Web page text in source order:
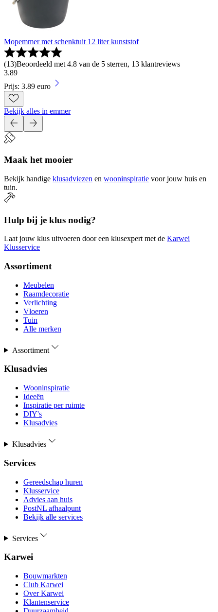
Mopemmer met schenktuit 12 liter kunststof
(13)Beoordeeld met 4.8 van de 5 sterren, 13 klantreviews
3.89
Prijs: 3.89 euro
Bekijk alles in emmer
Maak het mooier
Bekijk handige klusadviezen en wooninspiratie voor jouw huis en
tuin.
Hulp bij je klus nodig?
Laat jouw klus uitvoeren door een klusexpert met de Karwei
Klusservice
Assortiment
Meubelen
Raamdecoratie
Verlichting
Vloeren
Tuin
Alle merken
Assortiment
Klusadvies
Wooninspiratie
Ideeën
Inspiratie per ruimte
DIY's
Klusadvies
Klusadvies
Services
Gereedschap huren
Klusservice
Advies aan huis
PostNL afhaalpunt
Bekijk alle services
Services
Karwei
Bouwmarkten
Club Karwei
Over Karwei
Klantenservice